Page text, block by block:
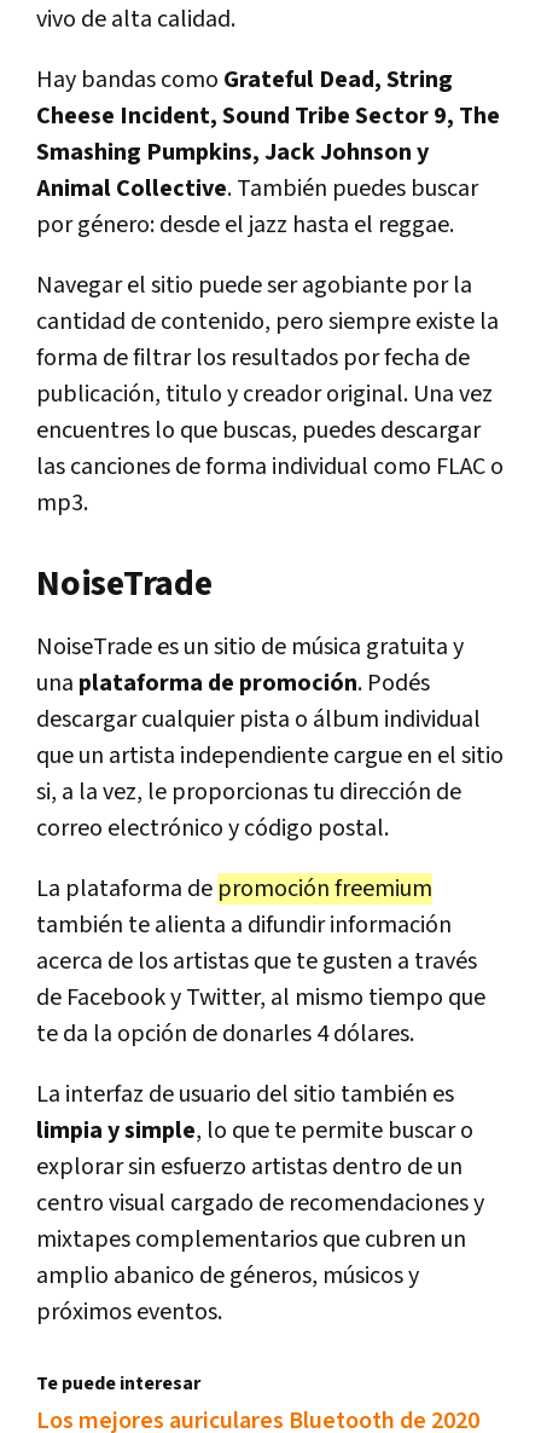
vivo de alta calidad.
Hay bandas como Grateful Dead, String
Cheese Incident, Sound Tribe Sector 9, The
Smashing Pumpkins, Jack Johnson y
Animal Collective. También puedes buscar
por género: desde el jazz hasta el reggae.
Navegar el sitio puede ser agobiante por la
cantidad de contenido, pero siempre existe la
forma de filtrar los resultados por fecha de
publicación, titulo y creador original. Una vez
encuentres lo que buscas, puedes descargar
las canciones de forma individual como FLAC o
mp3.
NoiseTrade
NoiseTrade es un sitio de música gratuita y
una plataforma de promoción. Podés
descargar cualquier pista o álbum individual
que un artista independiente cargue en el sitio
si, a la vez, le proporcionas tu dirección de
correo electrónico y código postal.
La plataforma de promoción freemium
también te alienta a difundir información
acerca de los artistas que te gusten a través
de Facebook y Twitter, al mismo tiempo que
te da la opción de donarles 4 dólares.
La interfaz de usuario del sitio también es
limpia y simple, lo que te permite buscar o
explorar sin esfuerzo artistas dentro de un
centro visual cargado de recomendaciones y
mixtapes complementarios que cubren un
amplio abanico de géneros, músicos y
próximos eventos.
Te puede interesar
Los mejores auriculares Bluetooth de 2020